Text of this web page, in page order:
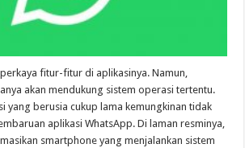
fitur-fitur di aplikasinya. Namun,
akan mendukung sistem operasi tertentu.
yang berusia cukup lama kemungkinan tidak
aplikasi WhatsApp. Di laman resminya,
smartphone yang menjalankan sistem